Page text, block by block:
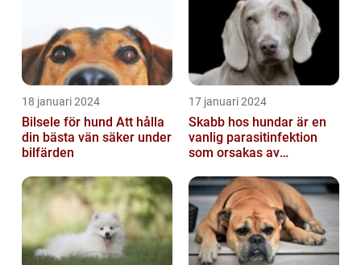
18 januari 2024
Bilsele för hund Att hålla
din bästa vän säker under
bilfärden
17 januari 2024
Skabb hos hundar är en
vanlig parasitinfektion
som orsakas av
scabiei